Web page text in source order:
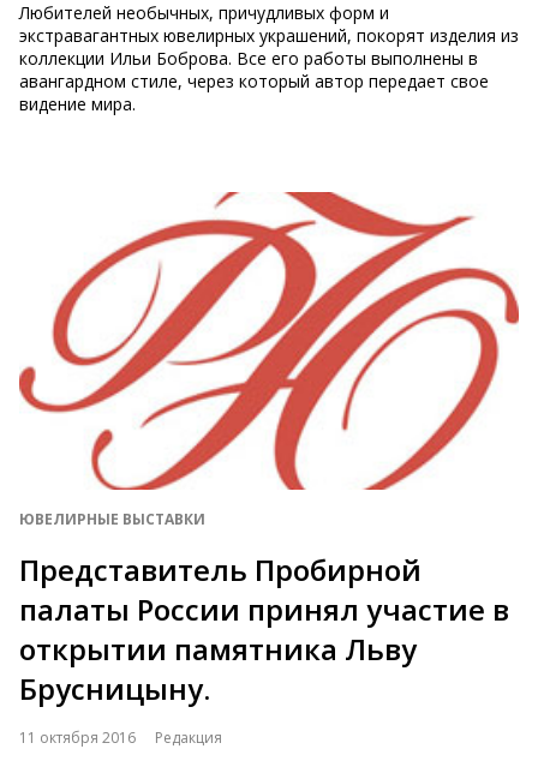
Любителей необычных, причудливых форм и
экстравагантных ювелирных украшений, покорят изделия из
коллекции Ильи Боброва. Все его работы выполнены в
авангардном стиле, через который автор передает свое
видение мира.
ЮВЕЛИРНЫЕ ВЫСТАВКИ
Представитель Пробирной
палаты России принял участие в
открытии памятника Льву
Брусницыну.
11 октября 2016 Редакция